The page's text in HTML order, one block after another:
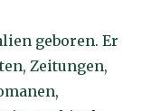
geboren. Er
Zeitungen,